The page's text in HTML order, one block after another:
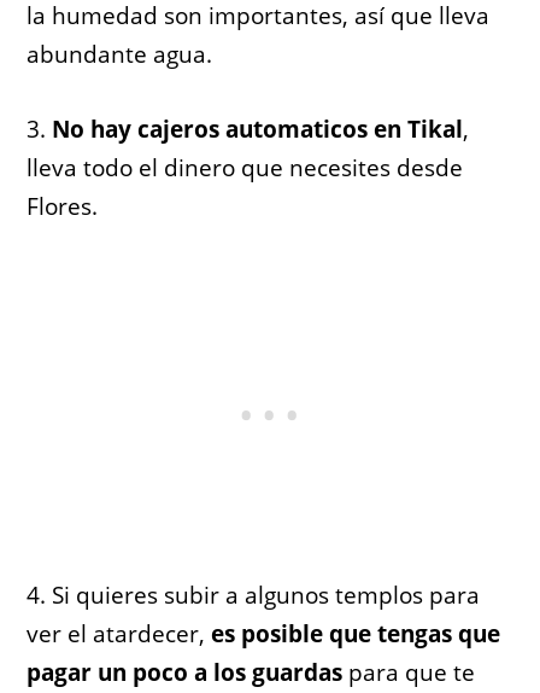
la humedad son importantes, así que lleva
abundante agua.
3. No hay cajeros automaticos en Tikal,
lleva todo el dinero que necesites desde
Flores.
4. Si quieres subir a algunos templos para
ver el atardecer,es posible que tengas que
pagar un poco a los guardas para que te